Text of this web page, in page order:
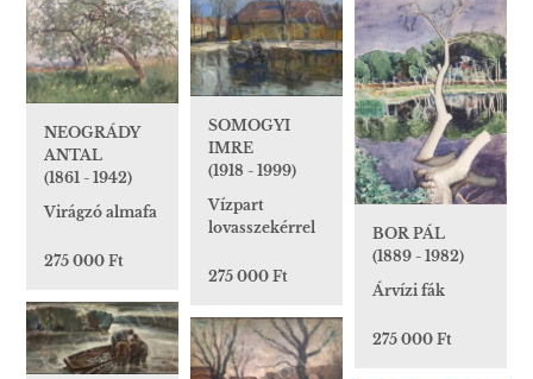
NEOGRÁDY
ANTAL
(1861 - 1942)
Virágzó almafa
275 000 Ft
SOMOGYI
IMRE
(1918 - 1999)
Vízpart
lovasszekérrel
275 000 Ft
BOR PÁL
(1889 - 1982)
Árvízi fák
275 000 Ft